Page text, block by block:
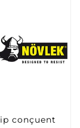
conçuent